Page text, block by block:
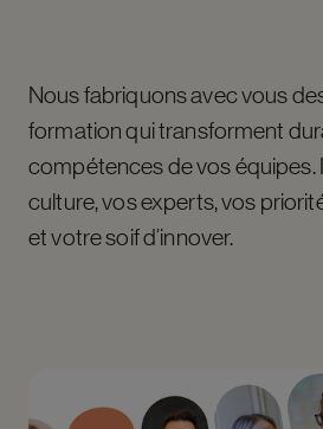
Nous fabriquons avec vous
formation qui transforment
compétences de vos équipes.
culture, vos experts, vos
et votre soif d’innover.